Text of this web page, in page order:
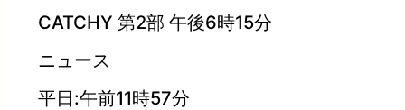
CATCHY 第2部 午後6時15分
ニュース
平日:午前11時57分